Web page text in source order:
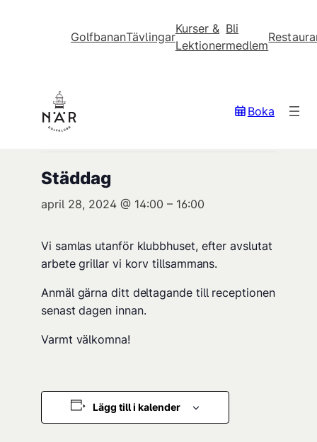
GolfbananTävlingar
Kurser &
Lektioner
Bli
medlem
Boka
« Alla Evenemang
Detta evenemang har redan ägt rum.
Städdag
april 28, 2024 @ 14:00 – 16:00
Vi samlas utanför klubbhuset, efter avslutat
arbete grillar vi korv tillsammans.
Anmäl gärna ditt deltagande till receptionen
senast dagen innan.
Varmt välkomna!
Lägg till i kalender